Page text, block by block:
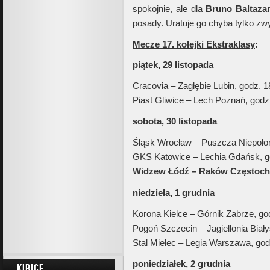
spokojnie, ale dla Bruno
posady. Uratuje go chyba tylko
Mecze 17. kolejki Ekstraklasy:
piątek, 29 listopada
Cracovia – Zagłębie Lubin, godz.
Piast Gliwice – Lech Poznań,
sobota, 30 listopada
Śląsk Wrocław – Puszcza
GKS Katowice – Lechia Gdańsk,
Widzew Łódź – Raków
niedziela, 1 grudnia
Korona Kielce – Górnik Zabrze,
Pogoń Szczecin – Jagiellonia
Stal Mielec – Legia Warszawa,
poniedziałek, 2 grudnia